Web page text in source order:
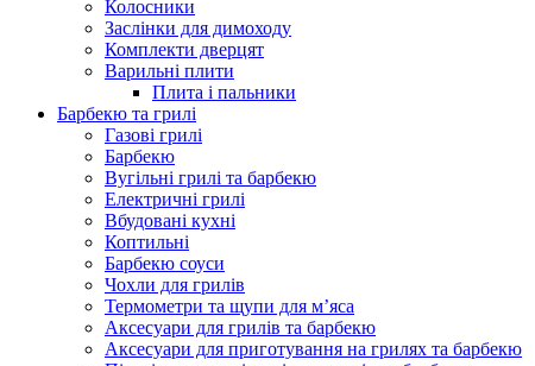
Колосники
Заслінки для димоходу
Комплекти дверцят
Варильні плити
Плита і пальники
Барбекю та грилі
Газові грилі
Барбекю
Вугільні грилі та барбекю
Електричні грилі
Вбудовані кухні
Коптильні
Барбекю соуси
Чохли для грилів
Термометри та щупи для м’яса
Аксесуари для грилів та барбекю
Аксесуари для приготування на грилях та барбекю